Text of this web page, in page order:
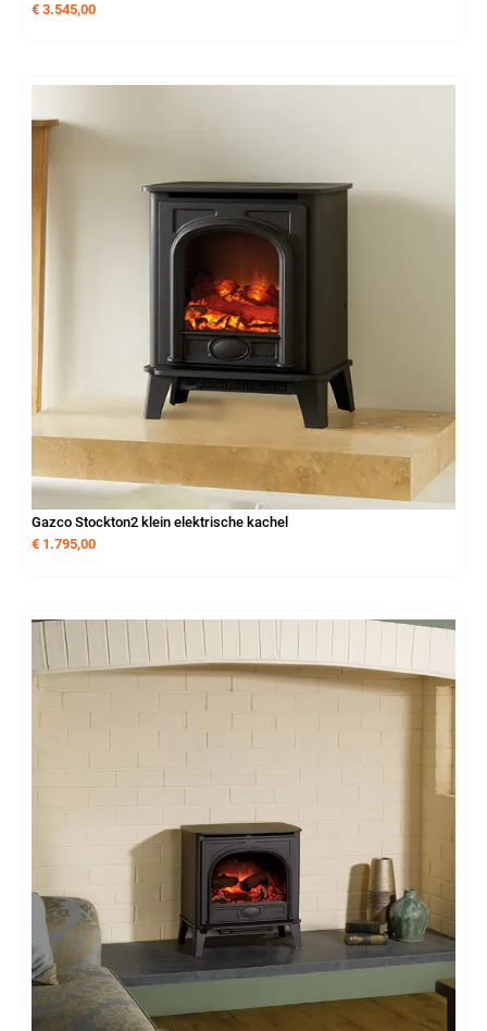
€ 3.545,00
Gazco Stockton2 klein elektrische kachel
€ 1.795,00